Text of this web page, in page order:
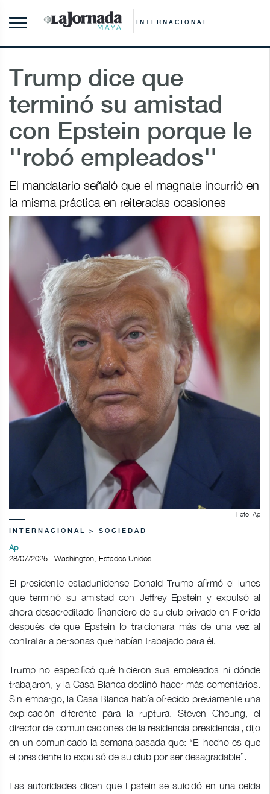
INTERNACIONAL
Trump dice que
terminó su amistad
con Epstein porque le
''robó empleados''
El mandatario señaló que el magnate incurrió en
la misma práctica en reiteradas ocasiones
Foto: Ap
INTERNACIONAL > SOCIEDAD
Ap
28/07/2025 | Washington, Estados Unidos
El presidente estadunidense Donald Trump afirmó el lunes
que terminó su amistad con Jeffrey Epstein y expulsó al
ahora desacreditado financiero de su club privado en Florida
después de que Epstein lo traicionara más de una vez al
contratar a personas que habían trabajado para él.
Trump no especificó qué hicieron sus empleados ni dónde
trabajaron, y la Casa Blanca declinó hacer más comentarios.
Sin embargo, la Casa Blanca había ofrecido previamente una
explicación diferente para la ruptura. Steven Cheung, el
director de comunicaciones de la residencia presidencial, dijo
en un comunicado la semana pasada que: “El hecho es que
el presidente lo expulsó de su club por ser desagradable”.
Las autoridades dicen que Epstein se suicidó en una celda